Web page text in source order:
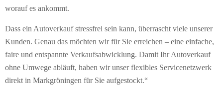
worauf es ankommt.
Dass ein Autoverkauf stressfrei sein kann, überrascht viele unserer
Kunden. Genau das möchten wir für Sie erreichen – eine einfache,
faire und entspannte Verkaufsabwicklung. Damit Ihr Autoverkauf
ohne Umwege abläuft, haben wir unser flexibles Servicenetzwerk
direkt in Markgröningen für Sie aufgestockt.“